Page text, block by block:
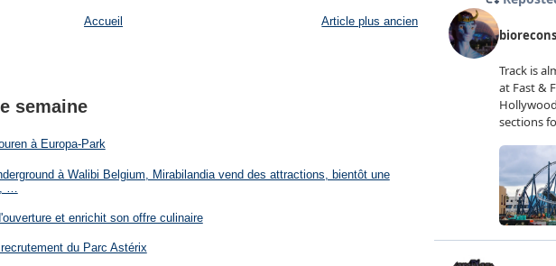
Article plus ancien
Accueil
semaine
à Europa-Park
à Walibi Belgium, Mirabilandia vend des attractions, bientôt une
…
et enrichit son offre culinaire
du Parc Astérix